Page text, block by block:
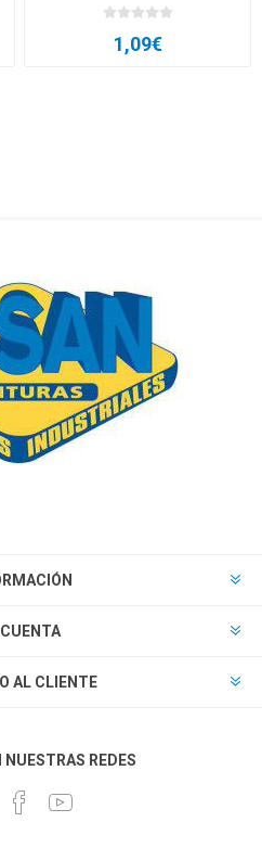
1,09€
AL CLIENTE
NUESTRAS REDES